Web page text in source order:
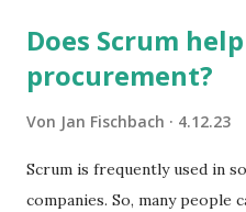
Does Scrum
procurement?
Von Jan Fischbach 4.12.23
Scrum is frequently used in
companies. So, many people